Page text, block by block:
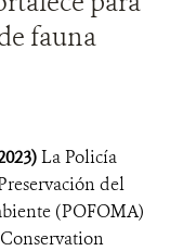
fauna
La Policía
del
(POFOMA)